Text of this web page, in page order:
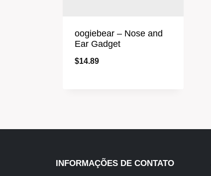
oogiebear – Nose and
Ear Gadget
$14.89
INFORMAÇÕES DE CONTATO